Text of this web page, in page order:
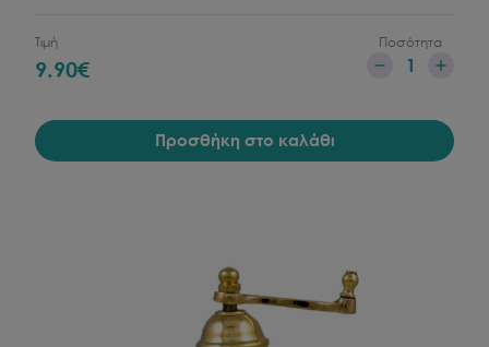
Τιμή
9.90€
Ποσότητα
1
Προσθήκη στο καλάθι